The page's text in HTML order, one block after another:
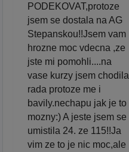
PODEKOVAT,protoze
jsem se dostala na AG
Stepanskou!!Jsem vam
hrozne moc vdecna ,ze
jste mi pomohli....na
vase kurzy jsem chodila
rada protoze me i
bavily.nechapu jak je to
mozny:) A jeste jsem se
umistila 24. ze 115!!Ja
vim ze to je nic moc,ale